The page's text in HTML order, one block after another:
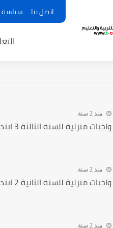
اتصل بنا
منذ 2 سنة
واجبات منزلية للسنة الثالثة 3 ابتدائي جميع المواد
منذ 2 سنة
واجبات منزلية للسنة الثانية 2 ابتدائي جميع المواد
منذ 2 سنة